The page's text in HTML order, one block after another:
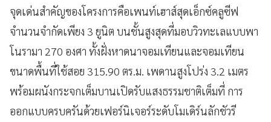
จุดเด่นสำคัญของโครงการคือเพนท์เฮาส์สุดเอ็กซ์คลูซีฟ
จำนวนจำกัดเพียง 3 ยูนิต บนชั้นสูงสุดที่มอบวิวทะเลแบบพา
โนรามา 270 องศา ทั้งฝั่งหาดนาจอมเทียนและจอมเทียน
ขนาดพื้นที่ใช้สอย 315.90 ตร.ม. เพดานสูงโปร่ง 3.2 เมตร
พร้อมผนังกระจกเต็มบานเปิดรับแสงธรรมชาติเต็มที่ การ
ออกแบบครบครันด้วยเฟอร์นิเจอร์ระดับโมเดิร์นลักชัวรี